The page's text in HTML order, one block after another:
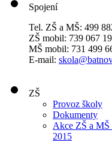
Spojení
Tel. ZŠ a MŠ: 499
ZŠ mobil: 739 067
MŠ mobil: 731 499
E-mail:
ZŠ
Provoz školy
Dokumenty
Akce ZŠ a MŠ
2015